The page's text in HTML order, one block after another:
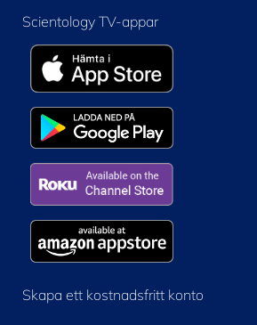
Scientology TV-appar
Skapa ett kostnadsfritt konto